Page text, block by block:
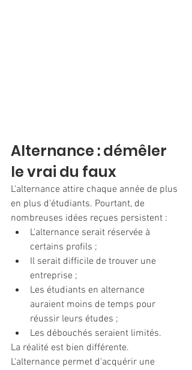
Alternance : démêler
le vrai du faux
L'alternance attire chaque année de plus
en plus d'étudiants. Pourtant, de
nombreuses idées reçues persistent :
L'alternance serait réservée à
certains profils ;
Il serait difficile de trouver une
entreprise ;
Les étudiants en alternance
auraient moins de temps pour
réussir leurs études ;
Les débouchés seraient limités.
La réalité est bien différente.
L'alternance permet d'acquérir une